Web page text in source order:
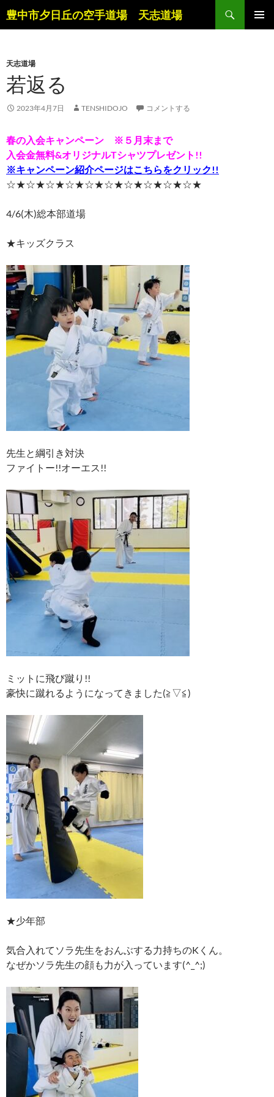
ン
ツ
へ
ス
キ
プ
豊中市夕日丘の空手道場 天志道場
検
索
天志道場
若返る
2023年4月7日 TENSHIDOJO コメントする
春の入会キャンペーン ※５月末まで
入会金無料&オリジナルTシャツプレゼント!!
※キャンペーン紹介ページはこちらをクリック!!
☆★☆★☆★☆★☆★☆★☆★☆★☆★☆★
4/6(木)総本部道場
★キッズクラス
先生と綱引き対決
ファイトー!!オーエス!!
ミットに飛び蹴り!!
豪快に蹴れるようになってきました(≧▽≦)
★少年部
気合入れてソラ先生をおんぶする力持ちのKくん。
なぜかソラ先生の顔も力が入っています(^_^;)